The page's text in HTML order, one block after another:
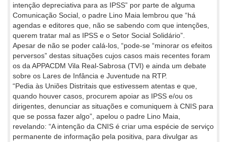
intenção depreciativa para as IPSS” por parte de alguma
Comunicação Social, o padre Lino Maia lembrou que “há
agendas e editores que, não se sabendo com que intenções,
querem tratar mal as IPSS e o Setor Social Solidário”.
Apesar de não se poder calá-los, “pode-se “minorar os efeitos
perversos” destas situações cujos casos mais recentes foram
os da APPACDM Vila Real-Sabrosa (TVI) e ainda um debate
sobre os Lares de Infância e Juventude na RTP.
“Pedia às Uniões Distritais que estivessem atentas e que,
quando houver casos, procurem apoiar as IPSS e/ou os
dirigentes, denunciar as situações e comuniquem à CNIS para
que se possa fazer algo”, apelou o padre Lino Maia,
revelando: “A intenção da CNIS é criar uma espécie de serviço
permanente de informação pela positiva, para divulgar as